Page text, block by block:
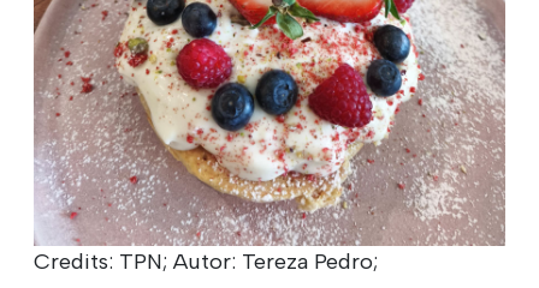
Credits: TPN; Autor: Tereza Pedro;